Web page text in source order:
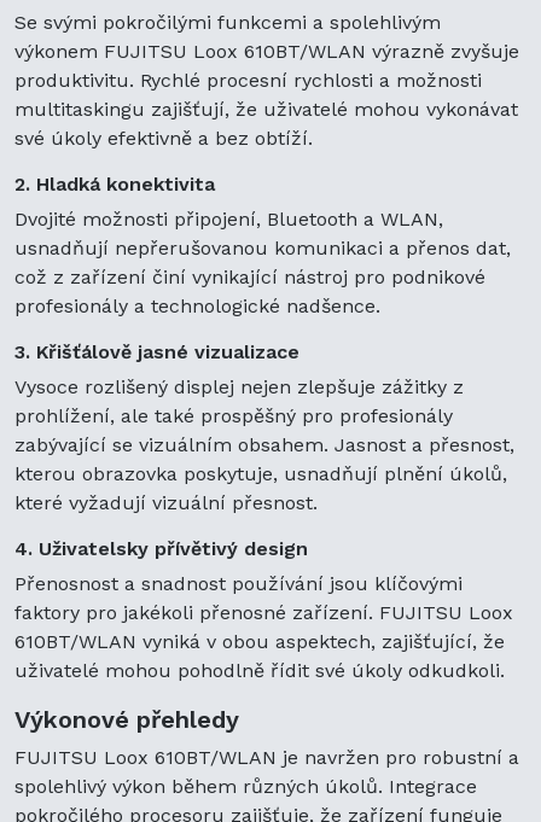
Se svými pokročilými funkcemi a spolehlivým
výkonem FUJITSU Loox 610BT/WLAN výrazně zvyšuje
produktivitu. Rychlé procesní rychlosti a možnosti
multitaskingu zajišťují, že uživatelé mohou vykonávat
své úkoly efektivně a bez obtíží.
2. Hladká konektivita
Dvojité možnosti připojení, Bluetooth a WLAN,
usnadňují nepřerušovanou komunikaci a přenos dat,
což z zařízení činí vynikající nástroj pro podnikové
profesionály a technologické nadšence.
3. Křišťálově jasné vizualizace
Vysoce rozlišený displej nejen zlepšuje zážitky z
prohlížení, ale také prospěšný pro profesionály
zabývající se vizuálním obsahem. Jasnost a přesnost,
kterou obrazovka poskytuje, usnadňují plnění úkolů,
které vyžadují vizuální přesnost.
4. Uživatelsky přívětivý design
Přenosnost a snadnost používání jsou klíčovými
faktory pro jakékoli přenosné zařízení. FUJITSU Loox
610BT/WLAN vyniká v obou aspektech, zajišťující, že
uživatelé mohou pohodlně řídit své úkoly odkudkoli.
Výkonové přehledy
FUJITSU Loox 610BT/WLAN je navržen pro robustní a
spolehlivý výkon během různých úkolů. Integrace
pokročilého procesoru zajišťuje, že zařízení funguje